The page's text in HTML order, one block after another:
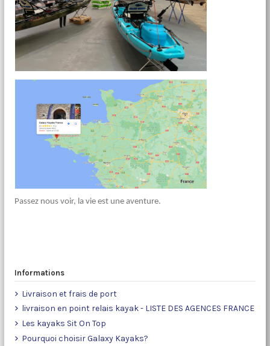
Passez nous voir, la vie est une aventure.
Informations
Livraison et frais de port
livraison en point relais kayak - LISTE DES AGENCES FRANCE
Les kayaks Sit On Top
Pourquoi choisir Galaxy Kayaks?